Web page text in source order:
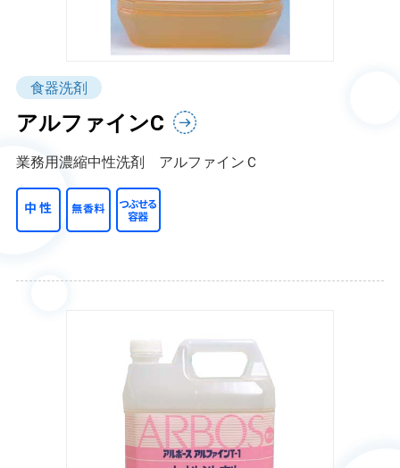
食器洗剤
アルファインC
業務用濃縮中性洗剤 アルファインＣ